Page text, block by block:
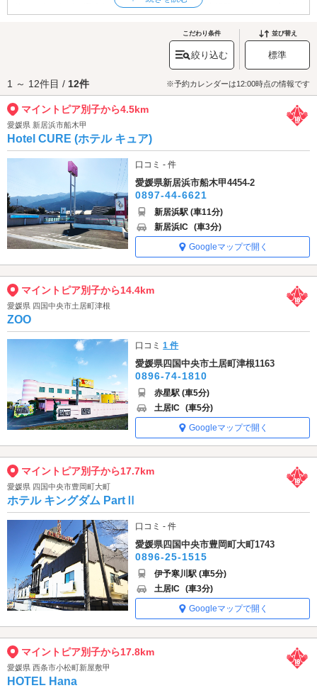
物コーナーなどで構成されており、本館2階の「端出場駅」からは、片道約
的。また、屋外には、砂金採り体験ができる「砂金採り場」、四季折々の
花が咲く「季節の花園」など、魅力的なスポットがたくさんあります。1日
中遊べるマイントピア別子でアクティブなデートをお楽しみください。
西条・新居浜エリアのラブホテル からもアクセス
が便利です。
こだわり条件
絞り込む
並び替え
標準
1 ～ 12件目 / 12件 ※予約カレンダーは12:00時点の情報です
マイントピア別子から4.5km
愛媛県 新居浜市船木甲
Hotel CURE (ホテル キュア)
口コミ - 件
愛媛県新居浜市船木甲4454-2
0897-44-6621
新居浜駅 (車11分)
新居浜IC (車3分)
Googleマップで開く
マイントピア別子から14.4km
愛媛県 四国中央市土居町津根
ZOO
口コミ1 件
愛媛県四国中央市土居町津根1163
0896-74-1810
赤星駅 (車5分)
土居IC (車5分)
Googleマップで開く
マイントピア別子から17.7km
愛媛県 四国中央市豊岡町大町
ホテル キングダム PartⅡ
口コミ - 件
愛媛県四国中央市豊岡町大町1743
0896-25-1515
伊予寒川駅 (車5分)
土居IC (車3分)
Googleマップで開く
マイントピア別子から17.8km
愛媛県 西条市小松町新屋敷甲
HOTEL Hana